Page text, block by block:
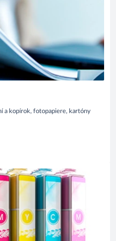
a kopírok, fotopapiere, kartóny